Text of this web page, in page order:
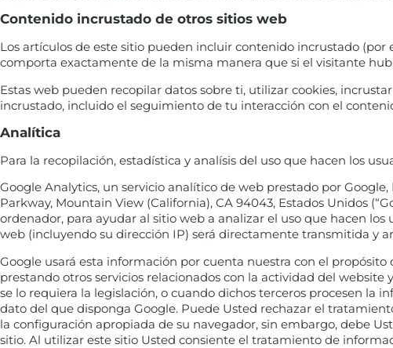
Contenido incrustado de otros sitios web
Los artículos de este sitio pueden incluir contenido incrustado
comporta exactamente de la misma manera que si el visitante
Estas web pueden recopilar datos sobre ti, utilizar cookies,
incrustado, incluido el seguimiento de tu interacción con el
Analítica
Para la recopilación, estadística y analísis del uso que hacen los
Google Analytics, un servicio analítico de web prestado por
Parkway, Mountain View (California), CA 94043, Estados Unidos
ordenador, para ayudar al sitio web a analizar el uso que hacen
web (incluyendo su dirección IP) será directamente transmitida y
Google usará esta información por cuenta nuestra con el
prestando otros servicios relacionados con la actividad del
se lo requiera la legislación, o cuando dichos terceros procesen la
dato del que disponga Google. Puede Usted rechazar el
la configuración apropiada de su navegador, sin embargo, debe
sitio. Al utilizar este sitio Usted consiente el tratamiento de